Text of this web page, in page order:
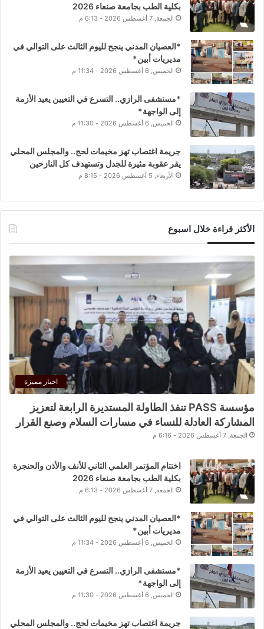
بكلية الطب بجامعة صنعاء 2026
الجمعة, 7 أغسطس 2026 - 6:13 م
*العصيان المدني ينجح لليوم الثالث على التوالي في
مديريات أبين*
الخميس, 6 أغسطس 2026 - 11:34 م
*مستشفى الرازي.. التسرع في التعيين يعيد الأزمة
إلى الواجهة*
الخميس, 6 أغسطس 2026 - 11:30 م
جريمة اغتصاب تهز مخيمات لحج.. والمجلس المحلي
يقر عقوبة مثيرة للجدل وتستهدف كل النازحين
الأربعاء, 5 أغسطس 2026 - 8:15 م
الأكثر قراءة خلال اسبوع
اخبار مميزة
مؤسسة PASS تنفذ الطاولة المستديرة الرابعة لتعزيز
المشاركة العادلة للنساء في مسارات السلام وصنع القرار
الجمعة, 7 أغسطس 2026 - 6:16 م
اختتام المؤتمر العلمي الثاني للأنف والأذن والحنجرة
بكلية الطب بجامعة صنعاء 2026
الجمعة, 7 أغسطس 2026 - 6:13 م
*العصيان المدني ينجح لليوم الثالث على التوالي في
مديريات أبين*
الخميس, 6 أغسطس 2026 - 11:34 م
*مستشفى الرازي.. التسرع في التعيين يعيد الأزمة
إلى الواجهة*
الخميس, 6 أغسطس 2026 - 11:30 م
جريمة اغتصاب تهز مخيمات لحج.. والمجلس المحلي